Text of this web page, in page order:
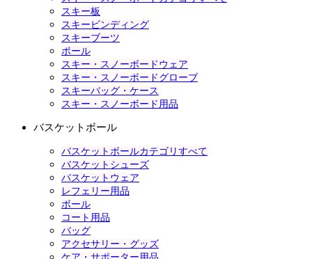
スキー板
スキービンディング
スキーブーツ
ポール
スキー・スノーボードウェア
スキー・スノーボードグローブ
スキーバッグ・ケース
スキー・スノーボード用品
バスケットボール
バスケットボールカテゴリすべて
バスケットシューズ
バスケットウェア
レフェリー用品
ボール
コート用品
バッグ
アクセサリー・グッズ